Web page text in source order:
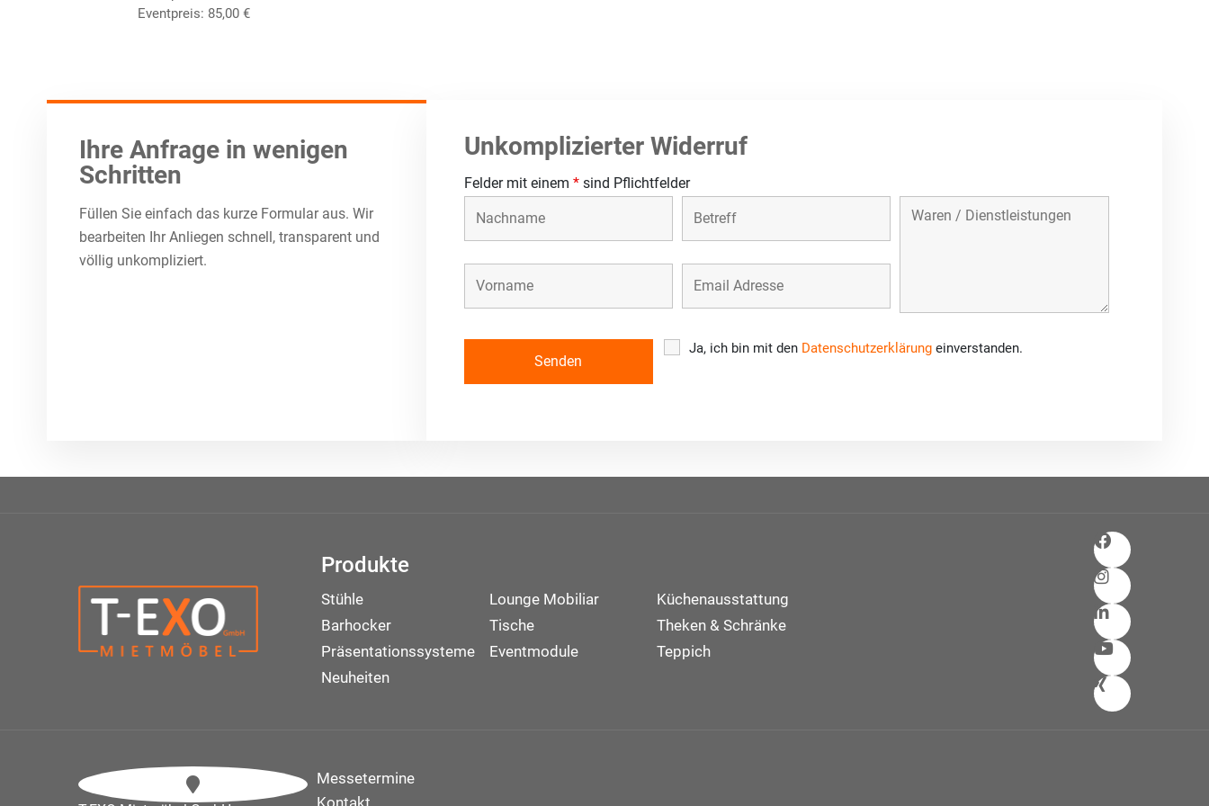
Eventpreis: 85,00€
Ihre Anfrage in wenigen
Schritten
Füllen Sie einfach das kurze Formular aus. Wir
bearbeiten Ihr Anliegen schnell, transparent und
völlig unkompliziert.
Unkomplizierter Widerruf
Felder mit einem *sind Pflichtfelder
Ja, ich bin mit den Datenschutzerklärungeinverstanden.
Produkte
Stühle Lounge Mobiliar
Küchenausstattung
Barhocker
Tische
Theken & Schränke
Präsentationssysteme
Eventmodule
Teppich
Neuheiten
Messetermine
Kontakt